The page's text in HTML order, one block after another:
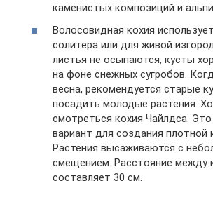
каменистых композиций и
Волосовидная кохия
солитера или для живой
листья не осыпаются, кусты
на фоне снежных сугробов.
весна, рекомендуется старые
посадить молодые растения.
смотреться кохия Чайлдса.
вариант для создания плотной
Растения высаживаются с
смещением. Расстояние между
составляет 30 см.